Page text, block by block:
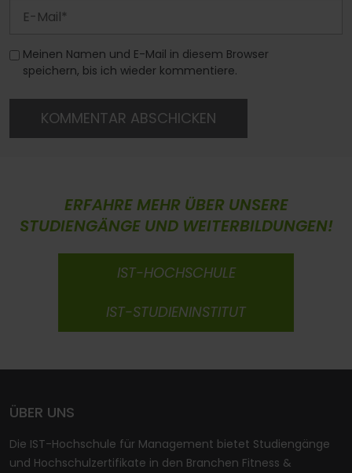
Meinen Namen und E-Mail in diesem Browser
speichern, bis ich wieder kommentiere.
KOMMENTAR ABSCHICKEN
ERFAHRE MEHR ÜBER UNSERE
STUDIENGÄNGE UND WEITERBILDUNGEN!
IST-HOCHSCHULE
IST-STUDIENINSTITUT
ÜBER UNS
Die IST-Hochschule für Management bietet Studiengänge
und Hochschulzertifikate in den Branchen Fitness &